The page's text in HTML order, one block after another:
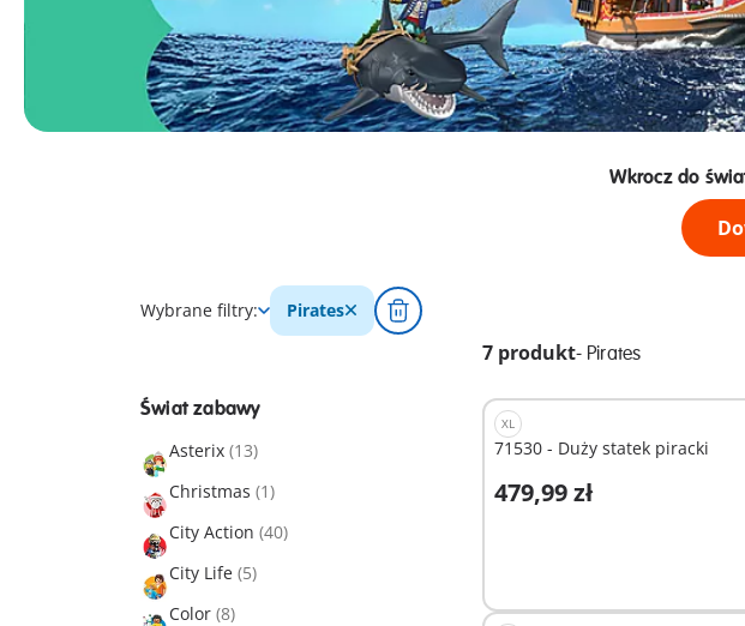
Wkrocz do
Wybrane filtry: Pirates
7 produkt- Pirates
Świat zabawy
Asterix (13)
Christmas (1)
City Action (40)
City Life (5)
Color (8)
XL
71530 - Duży statek piracki
479,99 zł
Dodaj do koszyka